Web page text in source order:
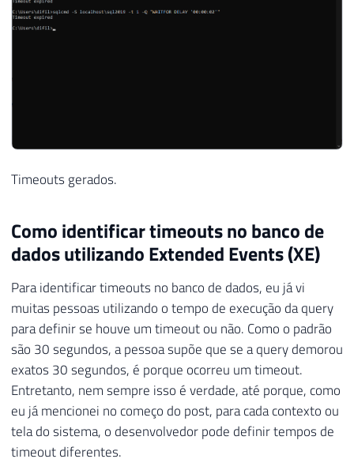
Timeouts gerados.
Como identificar timeouts no banco de
dados utilizando Extended Events (XE)
Para identificar timeouts no banco de dados, eu já vi
muitas pessoas utilizando o tempo de execução da query
para definir se houve um timeout ou não. Como o padrão
são 30 segundos, a pessoa supõe que se a query demorou
exatos 30 segundos, é porque ocorreu um timeout.
Entretanto, nem sempre isso é verdade, até porque, como
eu já mencionei no começo do post, para cada contexto ou
tela do sistema, o desenvolvedor pode definir tempos de
timeout diferentes.